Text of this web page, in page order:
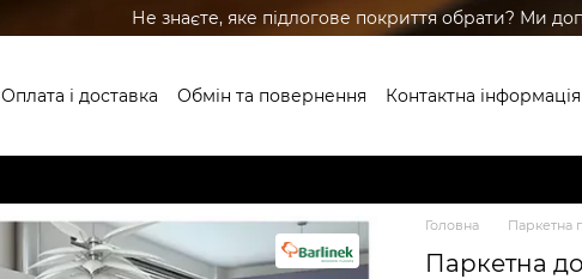
Не знаєте, яке підлогове покриття обрати? Ми
Оплата і доставка Обмін та повернення Контактна інформація
Головна Паркетна
Паркетна